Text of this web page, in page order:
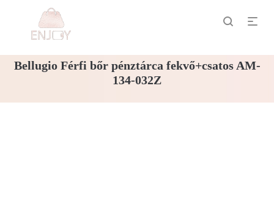
Bellugio Férfi bőr pénztárca fekvő+csatos AM-
134-032Z